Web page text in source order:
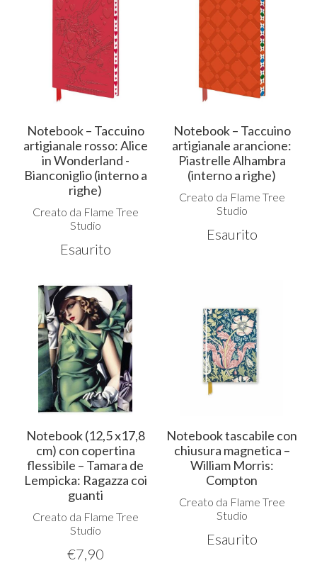
Notebook – Taccuino
artigianale rosso: Alice
in Wonderland -
Bianconiglio (interno a
righe)
Creato da Flame Tree
Studio
Esaurito
Notebook – Taccuino
artigianale arancione:
Piastrelle Alhambra
(interno a righe)
Creato da Flame Tree
Studio
Esaurito
Notebook (12,5 x17,8
cm) con copertina
flessibile – Tamara de
Lempicka: Ragazza coi
guanti
Creato da Flame Tree
Studio
€7,90
Notebook tascabile con
chiusura magnetica –
William Morris:
Compton
Creato da Flame Tree
Studio
Esaurito